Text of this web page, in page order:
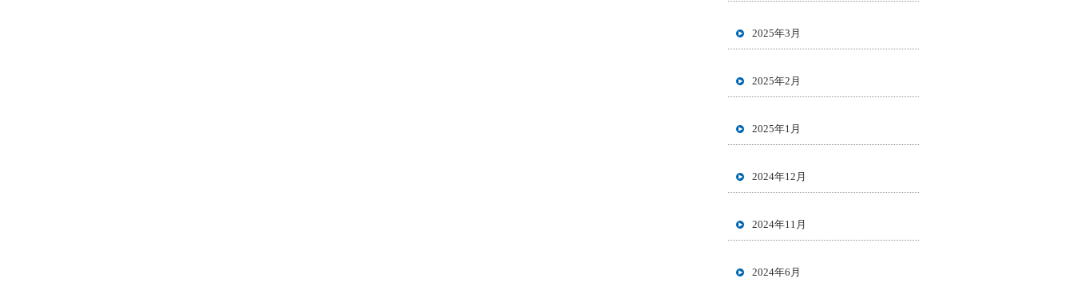
2025年3月
2025年2月
2025年1月
2024年12月
2024年11月
2024年6月